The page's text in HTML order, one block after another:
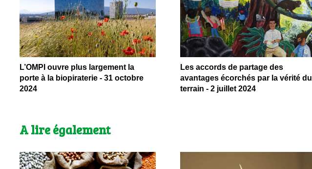
L’OMPI ouvre plus largement la
porte à la biopiraterie - 31 octobre
2024
Les accords de partage des
avantages écorchés par la vérité du
terrain - 2 juillet 2024
A lire également